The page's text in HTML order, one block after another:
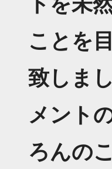
トを未
ことを
致しま
メント
ろんの